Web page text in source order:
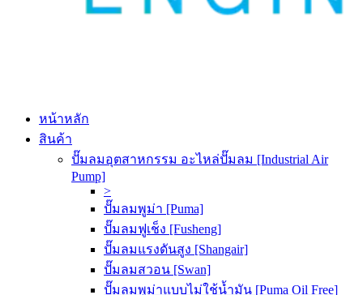
หน้าหลัก
สินค้า
ปั๊มลมอุตสาหกรรม อะไหล่ปั๊มลม [Industrial Air
Pump]
>
ปั๊มลมพูม่า [Puma]
ปั๊มลมฟูเช็ง [Fusheng]
ปั๊มลมแรงดันสูง [Shangair]
ปั๊มลมสวอน [Swan]
ปั๊มลมพูม่าแบบไม่ใช้น้ำมัน [Puma Oil Free]